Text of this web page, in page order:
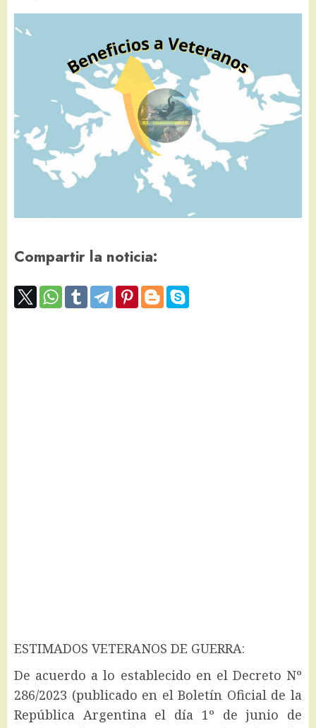
Compartir la noticia:
ESTIMADOS VETERANOS DE GUERRA:
De acuerdo a lo establecido en el Decreto Nº
286/2023 (publicado en el Boletín Oficial de la
República Argentina el día 1º de junio de